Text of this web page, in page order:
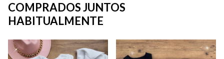
COMPRADOS JUNTOS
HABITUALMENTE